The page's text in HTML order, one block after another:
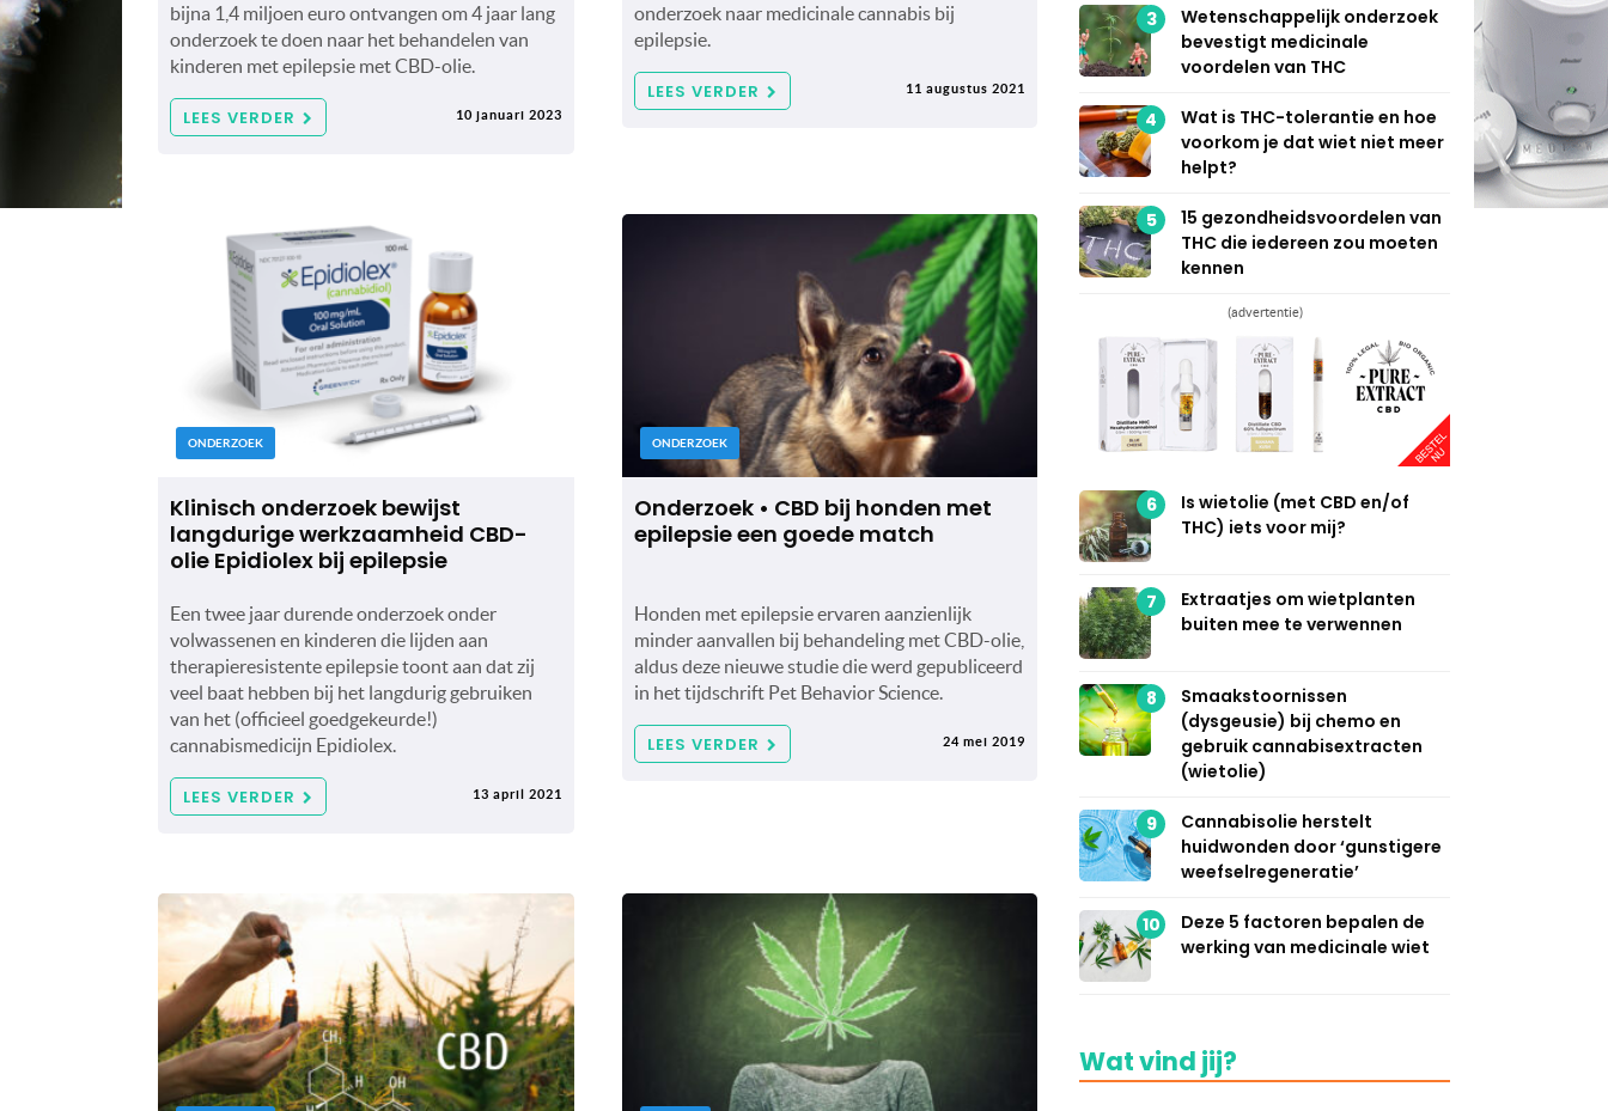
bijna 1,4 miljoen euro ontvangen om 4 jaar lang
onderzoek te doen naar het behandelen van
kinderen met epilepsie met CBD-olie.
LEES VERDER 10 januari 2023
onderzoek naar medicinale cannabis bij
epilepsie.
LEES VERDER 11 augustus 2021
ONDERZOEK
Klinisch onderzoek bewijst
langdurige werkzaamheid CBD-
olie Epidiolex bij epilepsie
Een twee jaar durende onderzoek onder
volwassenen en kinderen die lijden aan
therapieresistente epilepsie toont aan dat zij
veel baat hebben bij het langdurig gebruiken
van het (officieel goedgekeurde!)
cannabismedicijn Epidiolex.
LEES VERDER 13 april 2021
ONDERZOEK
Onderzoek • CBD bij honden met
epilepsie een goede match
Honden met epilepsie ervaren aanzienlijk
minder aanvallen bij behandeling met CBD-olie,
aldus deze nieuwe studie die werd gepubliceerd
in het tijdschrift Pet Behavior Science.
LEES VERDER 24 mei 2019
3
Wetenschappelijk onderzoek
bevestigt medicinale
voordelen van THC
4
Wat is THC-tolerantie en hoe
voorkom je dat wiet niet meer
helpt?
5
15 gezondheidsvoordelen van
THC die iedereen zou moeten
kennen
(advertentie)
6
Is wietolie (met CBD en/of
THC) iets voor mij?
7
Extraatjes om wietplanten
buiten mee te verwennen
8
Smaakstoornissen
(dysgeusie) bij chemo en
gebruik cannabisextracten
(wietolie)
9
Cannabisolie herstelt
huidwonden door ‘gunstigere
weefselregeneratie’
10
Deze 5 factoren bepalen de
werking van medicinale wiet
Wat vind jij?